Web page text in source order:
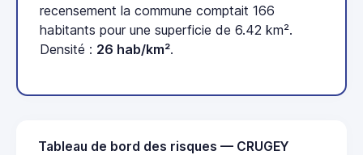
recensement la commune comptait 166
habitants pour une superficie de 6.42 km².
Densité : 26 hab/km².
Tableau de bord des risques — CRUGEY